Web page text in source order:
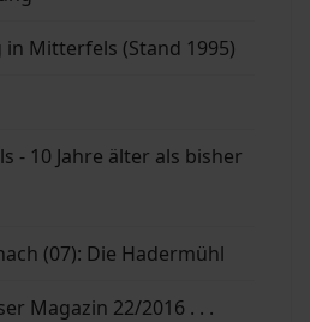
Mitterfels (Stand 1995)
- 10 Jahre älter als bisher
(07): Die Hadermühl
Magazin 22/2016 . . .